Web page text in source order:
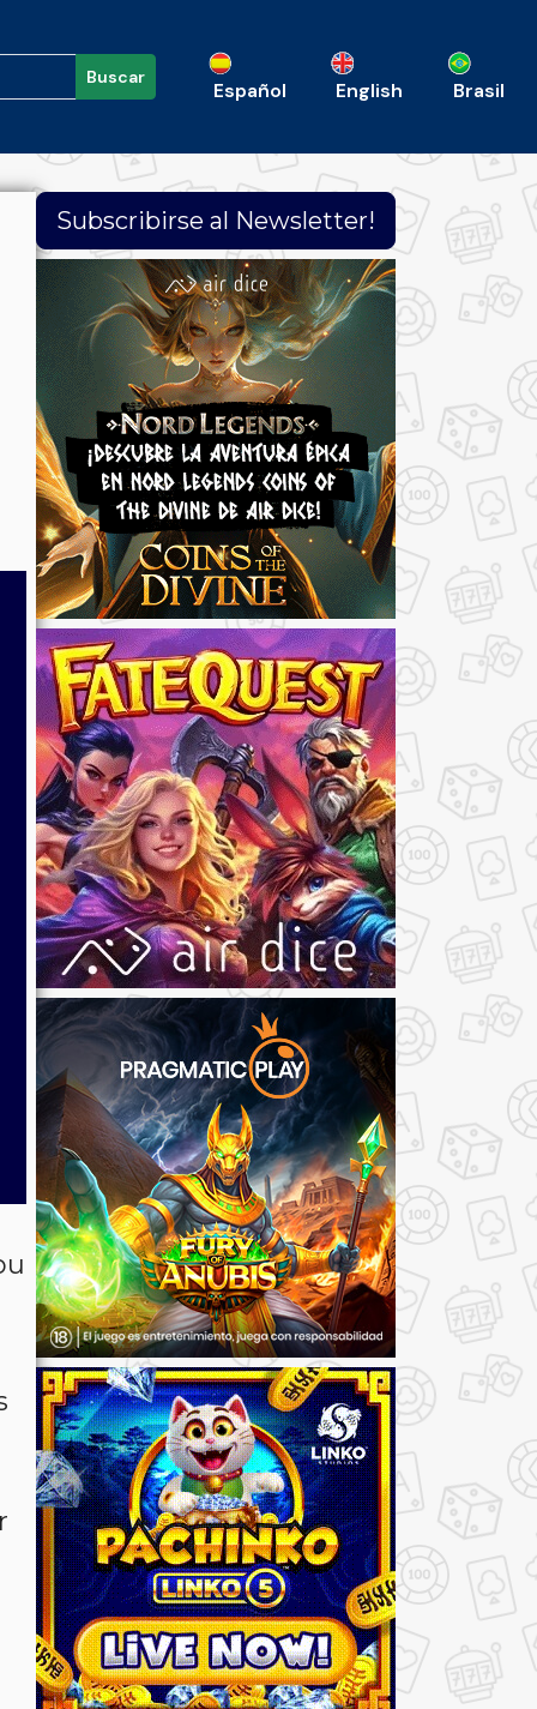
Buscar
Español English Brasil
Subscribirse al Newsletter!